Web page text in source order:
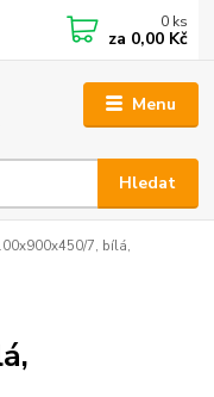
Menu
Hledat
0 ks
za 0,00 Kč
7, bílá,